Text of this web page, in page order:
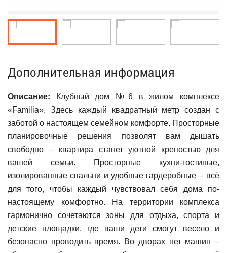
Дополнительная информация
Описание: Клубный дом №6 в жилом комплексе
«Familia». Здесь каждый квадратный метр создан с
заботой о настоящем семейном комфорте. Просторные
планировочные решения позволят вам дышать
свободно – квартира станет уютной крепостью для
вашей семьи. Просторные кухни-гостиные,
изолированные спальни и удобные гардеробные – всё
для того, чтобы каждый чувствовал себя дома по-
настоящему комфортно. На территории комплекса
гармонично сочетаются зоны для отдыха, спорта и
детские площадки, где ваши дети смогут весело и
безопасно проводить время. Во дворах нет машин –